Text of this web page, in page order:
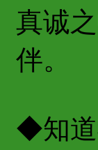
真诚
伴。
◆知道